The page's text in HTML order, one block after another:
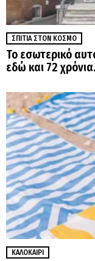
ΣΠΊΤΙΑ ΣΤΟΝ ΚΌΣΜΟ
Το εσωτερικό
εδώ και 72
ΚΑΛΟΚΑΊΡΙ